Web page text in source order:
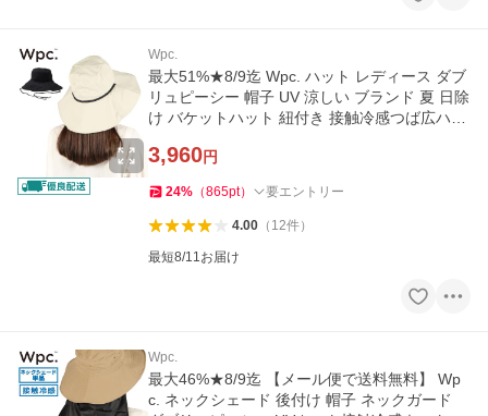
Wpc.
最大51%★8/9迄 Wpc. ハット レディース ダブ
リュピーシー 帽子 UV 涼しい ブランド 夏 日除
け バケットハット 紐付き 接触冷感つば広ハッ
3,960円
24% （865pt） 要エントリー
4.00（ 12件）
最短8/11お届け
Wpc.
最大46%★8/9迄 【メール便で送料無料】 Wp
c. ネックシェード 後付け 帽子 ネックガード